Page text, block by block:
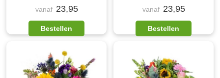
vanaf 23,95
Bestellen
vanaf 23,95
Bestellen